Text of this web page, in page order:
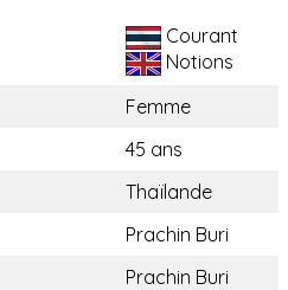
Courant
Notions
Femme
45 ans
Thaïlande
Prachin Buri
Prachin Buri